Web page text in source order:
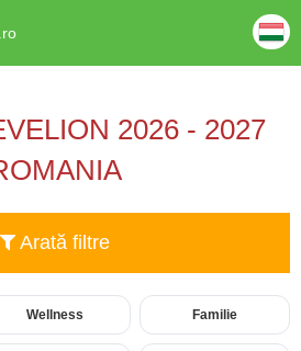
2026 - 2027
Arată filtre
Wellness Familie